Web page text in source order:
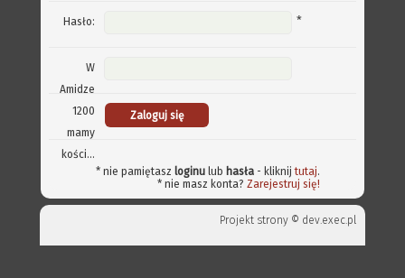
Hasło: *
W
Amidze
1200
mamy
kości...
* nie pamiętasz loginu lub hasła - kliknijtutaj.
* nie masz konta? Zarejestruj się!
Projekt strony © dev.exec.pl